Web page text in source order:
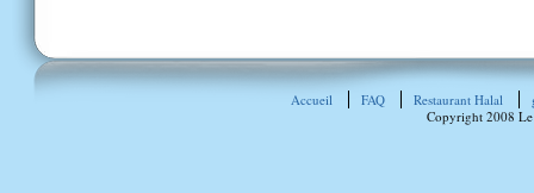
Accueil FAQ Restaurant Halal
Copyright 2008